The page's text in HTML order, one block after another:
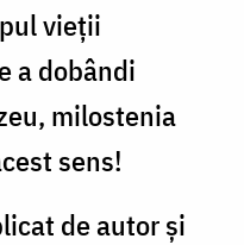
vieții
a dobândi
milostenia
sens!
de autor și